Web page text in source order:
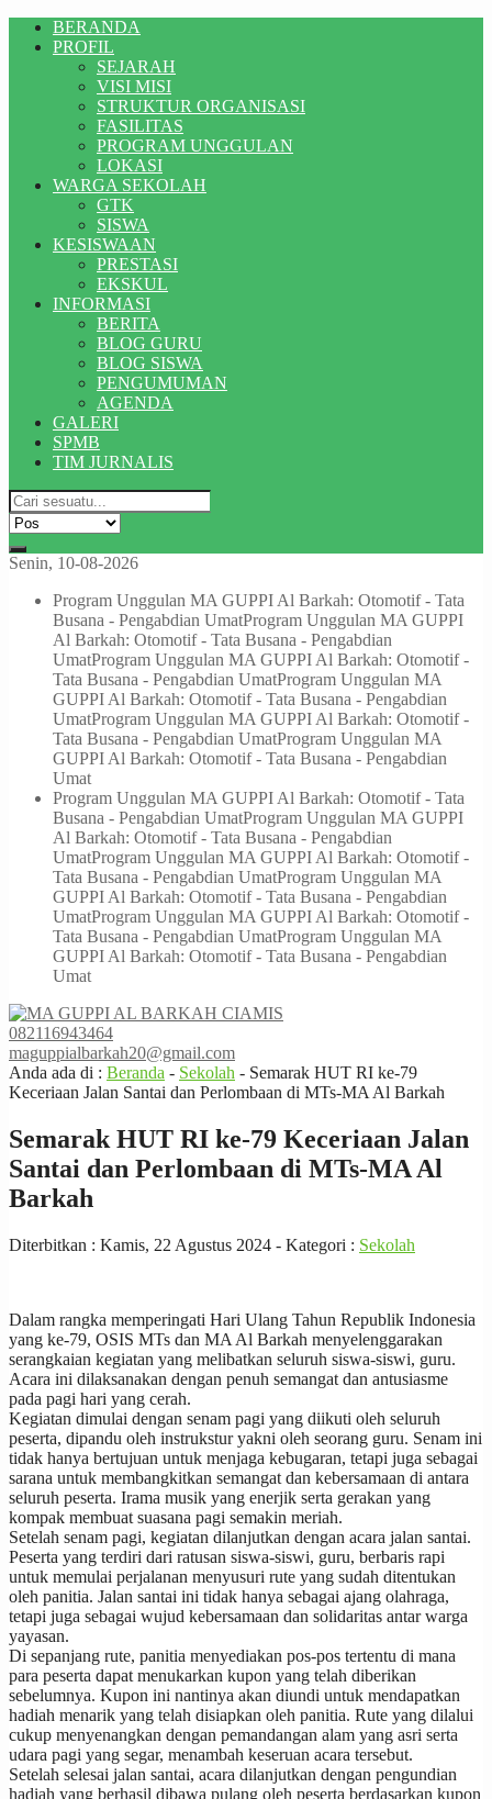
BERANDA
PROFIL
SEJARAH
VISI MISI
STRUKTUR ORGANISASI
FASILITAS
PROGRAM UNGGULAN
LOKASI
WARGA SEKOLAH
GTK
SISWA
KESISWAAN
PRESTASI
EKSKUL
INFORMASI
BERITA
BLOG GURU
BLOG SISWA
PENGUMUMAN
AGENDA
GALERI
SPMB
TIM JURNALIS
Senin, 10-08-2026
Program Unggulan MA GUPPI Al Barkah: Otomotif - Tata
Busana - Pengabdian UmatProgram Unggulan MA GUPPI
Al Barkah: Otomotif - Tata Busana - Pengabdian
UmatProgram Unggulan MA GUPPI Al Barkah: Otomotif -
Tata Busana - Pengabdian UmatProgram Unggulan MA
GUPPI Al Barkah: Otomotif - Tata Busana - Pengabdian
UmatProgram Unggulan MA GUPPI Al Barkah: Otomotif -
Tata Busana - Pengabdian UmatProgram Unggulan MA
GUPPI Al Barkah: Otomotif - Tata Busana - Pengabdian
Umat
Program Unggulan MA GUPPI Al Barkah: Otomotif - Tata
Busana - Pengabdian UmatProgram Unggulan MA GUPPI
Al Barkah: Otomotif - Tata Busana - Pengabdian
UmatProgram Unggulan MA GUPPI Al Barkah: Otomotif -
Tata Busana - Pengabdian UmatProgram Unggulan MA
GUPPI Al Barkah: Otomotif - Tata Busana - Pengabdian
UmatProgram Unggulan MA GUPPI Al Barkah: Otomotif -
Tata Busana - Pengabdian UmatProgram Unggulan MA
GUPPI Al Barkah: Otomotif - Tata Busana - Pengabdian
Umat
082116943464
maguppialbarkah20@gmail.com
Anda ada di : Beranda - Sekolah - Semarak HUT RI ke-79
Keceriaan Jalan Santai dan Perlombaan di MTs-MA Al Barkah
Semarak HUT RI ke-79 Keceriaan Jalan
Santai dan Perlombaan di MTs-MA Al
Barkah
Diterbitkan : Kamis, 22 Agustus 2024 - Kategori : Sekolah
Dalam rangka memperingati Hari Ulang Tahun Republik Indonesia
yang ke-79, OSIS MTs dan MA Al Barkah menyelenggarakan
serangkaian kegiatan yang melibatkan seluruh siswa-siswi, guru.
Acara ini dilaksanakan dengan penuh semangat dan antusiasme
pada pagi hari yang cerah.
Kegiatan dimulai dengan senam pagi yang diikuti oleh seluruh
peserta, dipandu oleh instrukstur yakni oleh seorang guru. Senam ini
tidak hanya bertujuan untuk menjaga kebugaran, tetapi juga sebagai
sarana untuk membangkitkan semangat dan kebersamaan di antara
seluruh peserta. Irama musik yang enerjik serta gerakan yang
kompak membuat suasana pagi semakin meriah.
Setelah senam pagi, kegiatan dilanjutkan dengan acara jalan santai.
Peserta yang terdiri dari ratusan siswa-siswi, guru, berbaris rapi
untuk memulai perjalanan menyusuri rute yang sudah ditentukan
oleh panitia. Jalan santai ini tidak hanya sebagai ajang olahraga,
tetapi juga sebagai wujud kebersamaan dan solidaritas antar warga
yayasan.
Di sepanjang rute, panitia menyediakan pos-pos tertentu di mana
para peserta dapat menukarkan kupon yang telah diberikan
sebelumnya. Kupon ini nantinya akan diundi untuk mendapatkan
hadiah menarik yang telah disiapkan oleh panitia. Rute yang dilalui
cukup menyenangkan dengan pemandangan alam yang asri serta
udara pagi yang segar, menambah keseruan acara tersebut.
Setelah selesai jalan santai, acara dilanjutkan dengan pengundian
hadiah yang berhasil dibawa pulang oleh peserta berdasarkan kupon